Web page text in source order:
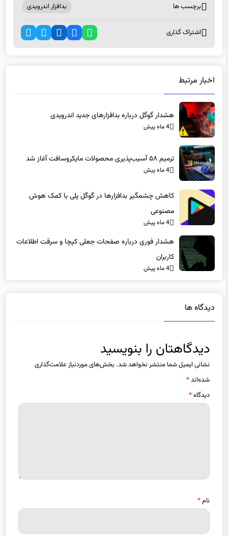
برچسب ها بدافزار اندرویدی
اشتراک گذاری
اخبار مرتبط
هشدار گوگل درباره بدافزارهای جدید اندرویدی
4 ماه پیش
ترمیم ۵۸ آسیب‌پذیری محصولات مایکروسافت آغاز شد
4 ماه پیش
کاهش چشمگیر بدافزارها در گوگل پلی با کمک هوش
مصنوعی
4 ماه پیش
هشدار فوری درباره صفحات جعلی کپچا و سرقت اطلاعات
کاربران
4 ماه پیش
دیدگاه ها
دیدگاهتان را بنویسید
نشانی ایمیل شما منتشر نخواهد شد. بخش‌های موردنیاز علامت‌گذاری
شده‌اند*
دیدگاه*
نام*